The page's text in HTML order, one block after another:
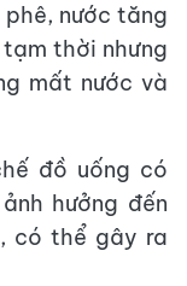
nước tăng
thời nhưng
mất nước và
đồ uống có
hưởng đến
có thể gây ra